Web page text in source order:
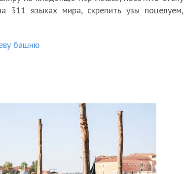
311 языках мира, скрепить узы поцелуем,
башню